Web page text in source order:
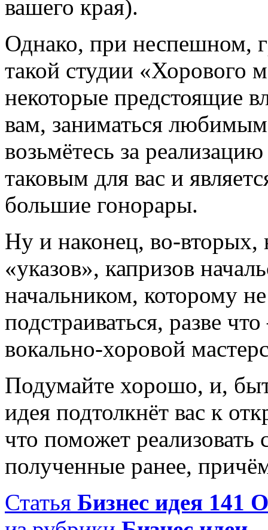
вашего края).
Однако, при неспешном,
такой студии «Хорового
некоторые предстоящие
вам, заниматься
возьмётесь за
таковым для вас и
большие гонорары.
Ну и наконец, во-вторых,
«указов», капризов
начальником, которому
подстраиваться, разве
вокально-хоровой
Подумайте хорошо, и,
идея подтолкнёт вас к
что поможет
полученные ранее,
Статья Бизнес идея 141